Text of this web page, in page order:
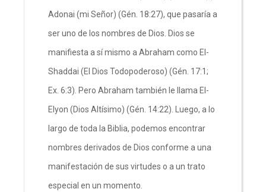
Adonai (mi Señor) (Gén. 18:27), que pasaría a
ser uno de los nombres de Dios. Dios se
manifiesta a sí mismo a Abraham como El-
Shaddai (El Dios Todopoderoso) (Gén. 17:1;
Ex. 6:3). Pero Abraham también le llama El-
Elyon (Dios Altísimo) (Gén. 14:22). Luego, a lo
largo de toda la Biblia, podemos encontrar
nombres derivados de Dios conforme a una
manifestación de sus virtudes o a un trato
especial en un momento.